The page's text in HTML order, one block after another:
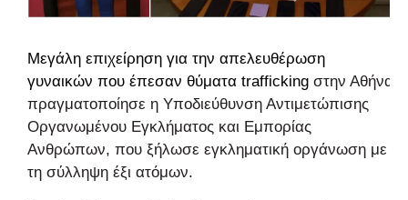
Μεγάλη επιχείρηση για την απελευθέρωση
γυναικών που έπεσαν θύματα trafficking στην Αθήνα
πραγματοποίησε η Υποδιεύθυνση Αντιμετώπισης
Οργανωμένου Εγκλήματος και Εμπορίας
Ανθρώπων, που ξήλωσε εγκληματική οργάνωση με
τη σύλληψη έξι ατόμων.